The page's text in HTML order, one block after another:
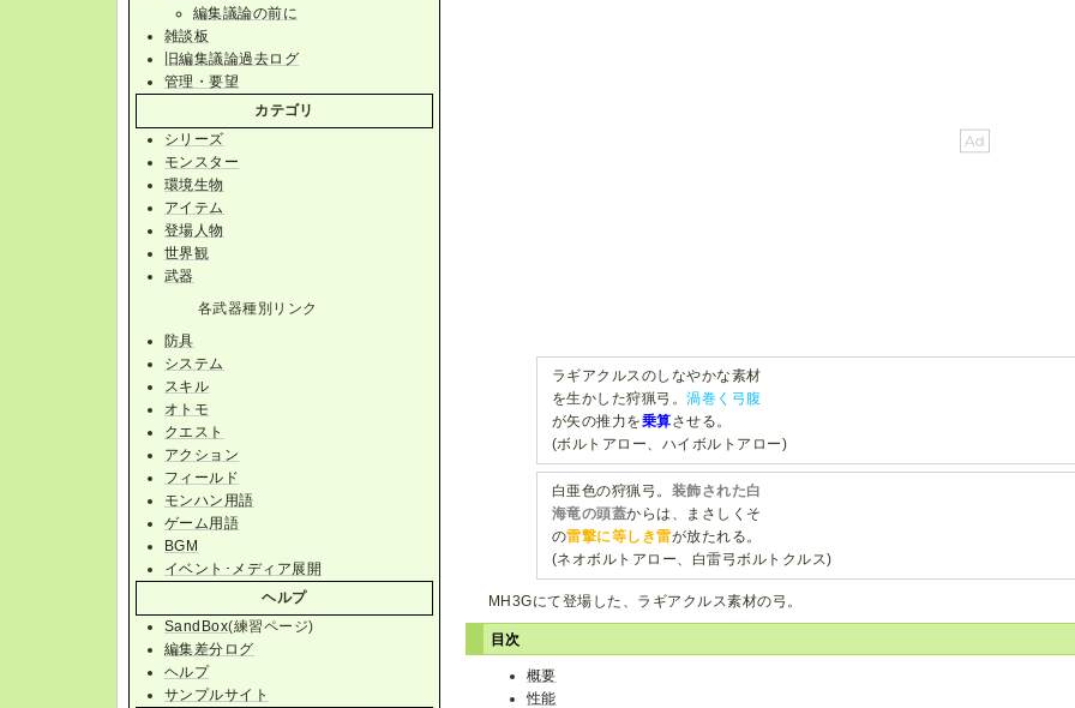
ラギアクルスのしなやかな素材
を生かした狩猟弓。渦巻く弓腹
が矢の推力を乗算させる。
(ボルトアロー、ハイボルトアロー)
白亜色の狩猟弓。 装飾された白
海竜の頭蓋からは、まさしくそ
の雷撃に等しき雷が放たれる。
(ネオボルトアロー、白雷弓ボルトクルス)
MH3Gにて登場した、ラギアクルス素材の弓。
目次
概要
性能
編集議論の前に
雑談板
旧編集議論過去ログ
管理・要望
カテゴリ
シリーズ
モンスター
環境生物
アイテム
登場人物
世界観
武器
各武器種別リンク
防具
システム
スキル
オトモ
クエスト
アクション
フィールド
モンハン用語
ゲーム用語
BGM
イベント･メディア展開
ヘルプ
SandBox(練習ページ)
編集差分ログ
ヘルプ
サンプルサイト